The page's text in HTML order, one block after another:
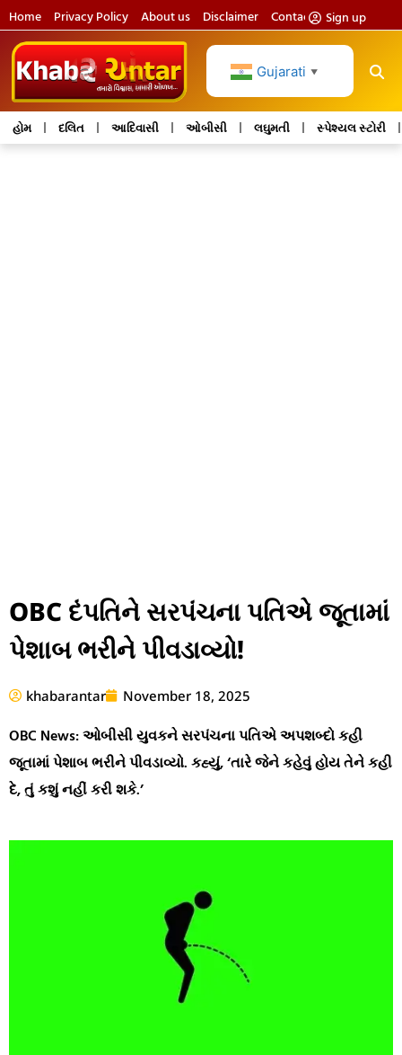
Home Privacy Policy About us Disclaimer Contact usSign up
Gujarati ▼
હોમ દલિત આદિવાસી ઓબીસી લઘુમતી સ્પેશ્યલ સ્ટોરી
OBC દંપતિને સરપંચના પતિએ જૂતામાં
પેશાબ ભરીને પીવડાવ્યો!
khabarantar November 18, 2025
OBC News: ઓબીસી યુવકને સરપંચના પતિએ અપશબ્દો કહી
જૂતામાં પેશાબ ભરીને પીવડાવ્યો. કહ્યું, ‘તારે જેને કહેવું હોય તેને કહી
દે, તું કશું નહીં કરી શકે.’